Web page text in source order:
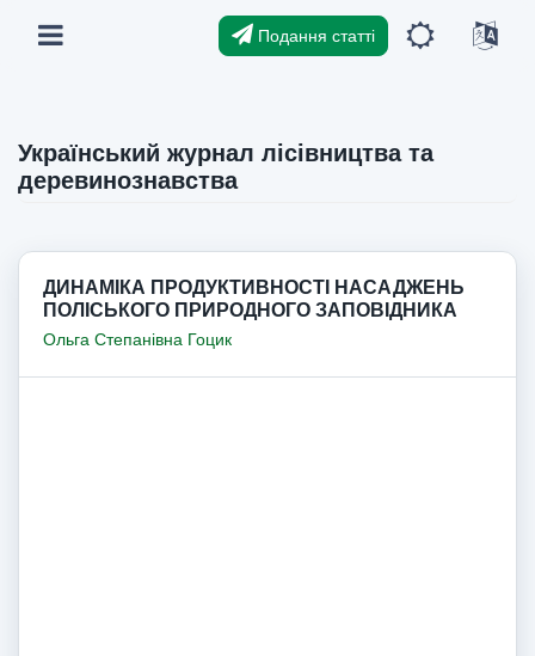
Подання статті
Український журнал лісівництва та
деревинознавства
ДИНАМІКА ПРОДУКТИВНОСТІ НАСАДЖЕНЬ
ПОЛІСЬКОГО ПРИРОДНОГО ЗАПОВІДНИКА
Ольга Степанівна Гоцик